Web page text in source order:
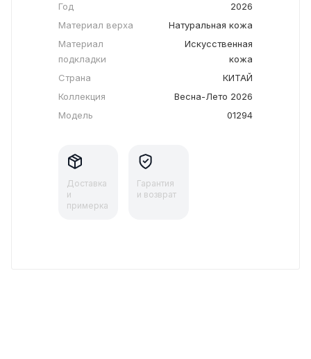
Год
2026
Материал верха
Натуральная кожа
Материал
подкладки
Искусственная
кожа
Страна
КИТАЙ
Коллекция
Весна-Лето 2026
Модель
01294
Доставка
и
примерка
Гарантия
и возврат